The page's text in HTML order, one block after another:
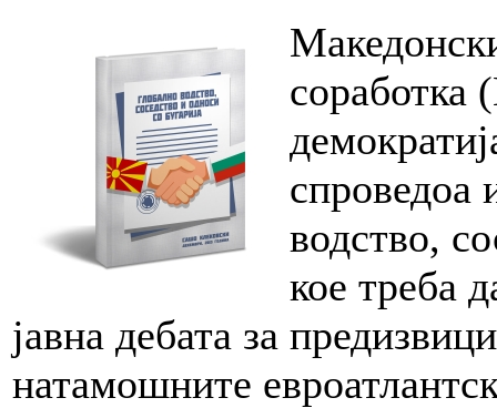
спроведоа
водство,
кое треба
јавна дебата за
натамошните